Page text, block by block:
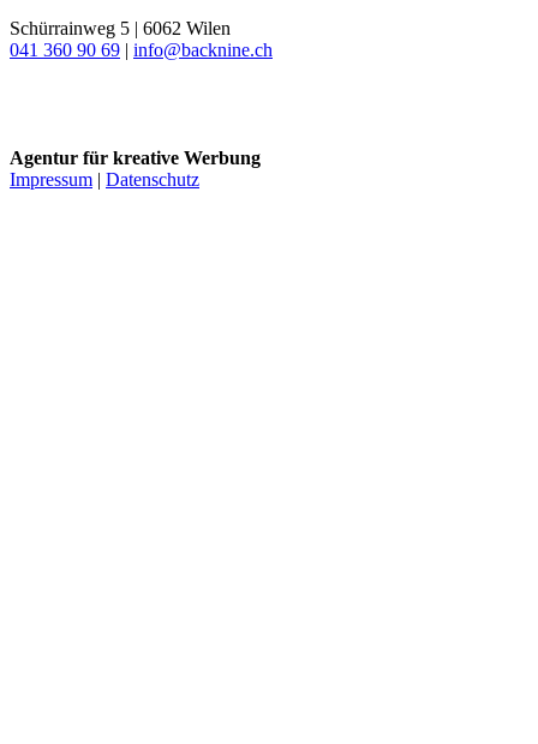
Schürrainweg 5 | 6062 Wilen
041 360 90 69 | info@backnine.ch
Agentur für kreative Werbung
Impressum | Datenschutz